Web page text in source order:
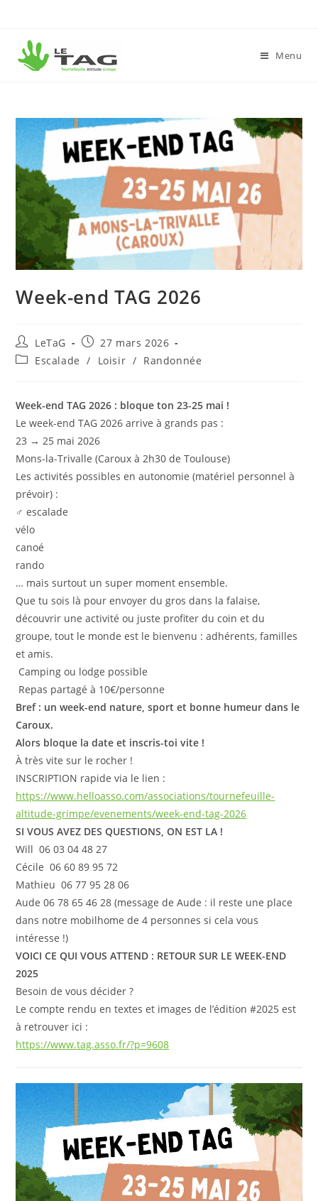
Menu
Week-end TAG 2026
LeTaG
27 mars 2026
Escalade
/ Loisir / Randonnée
Week-end TAG 2026 : bloque ton 23-25 mai !
Le week-end TAG 2026 arrive à grands pas :
23 → 25 mai 2026
Mons-la-Trivalle (Caroux à 2h30 de Toulouse)
Les activités possibles en autonomie (matériel personnel à
prévoir) :
‍♂️ escalade
vélo
canoé
rando
… mais surtout un super moment ensemble.
Que tu sois là pour envoyer du gros dans la falaise,
découvrir une activité ou juste profiter du coin et du
groupe, tout le monde est le bienvenu : adhérents, familles
et amis.
️ Camping ou lodge possible
️ Repas partagé à 10€/personne
Bref : un week-end nature, sport et bonne humeur dans le
Caroux.
Alors bloque la date et inscris-toi vite !
À très vite sur le rocher !
INSCRIPTION rapide via le lien :
https://www.helloasso.com/associations/tournefeuille-
altitude-grimpe/evenements/week-end-tag-2026
SI VOUS AVEZ DES QUESTIONS, ON EST LA !
Will 06 03 04 48 27
Cécile 06 60 89 95 72
Mathieu 06 77 95 28 06
Aude 06 78 65 46 28 (message de Aude : il reste une place
dans notre mobilhome de 4 personnes si cela vous
intéresse !)
VOICI CE QUI VOUS ATTEND : RETOUR SUR LE WEEK-END
2025
Besoin de vous décider ?
Le compte rendu en textes et images de l’édition #2025 est
à retrouver ici :
https://www.tag.asso.fr/?p=9608